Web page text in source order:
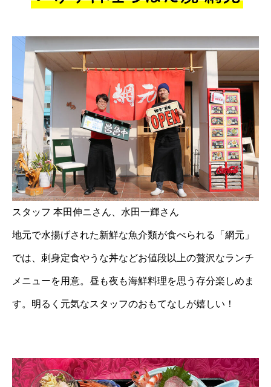
スタッフ 本田伸ニさん、水田一輝さん
地元で水揚げされた新鮮な魚介類が食べられる「網元」
では、刺身定食やうな丼などお値段以上の贅沢なランチ
メニューを用意。昼も夜も海鮮料理を思う存分楽しめま
す。明るく元気なスタッフのおもてなしが嬉しい！